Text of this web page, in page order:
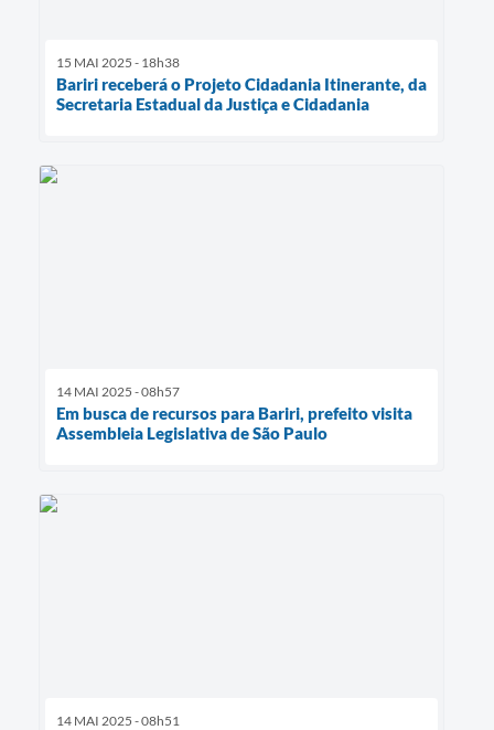
15 MAI 2025 - 18h38
Bariri receberá o Projeto Cidadania Itinerante, da
Secretaria Estadual da Justiça e Cidadania
14 MAI 2025 - 08h57
Em busca de recursos para Bariri, prefeito visita
Assembleia Legislativa de São Paulo
14 MAI 2025 - 08h51